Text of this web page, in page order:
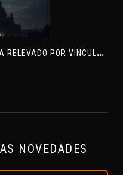
E
L CASO ROSSETTI: EL EXORCISTA RELEVADO POR VINCULAR OVNIS Y DEMONIOS
NOVEDADES